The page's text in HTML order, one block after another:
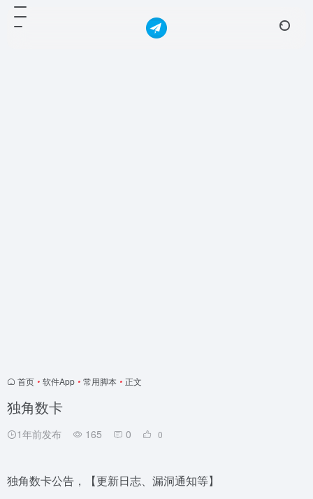
首页 • 软件App • 常用脚本 • 正文
独角数卡
1年前发布 165 0 0
独角数卡公告，【更新日志、漏洞通知等】